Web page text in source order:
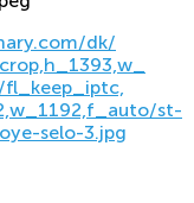
dk/
fl_keep_iptc,
auto/st-
selo-3.jpg